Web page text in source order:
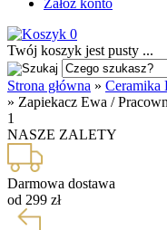
Załóż konto
0
Twój koszyk jest pusty ...
Strona główna » Ceramika
» Zapiekacz Ewa /
1
NASZE ZALETY
Darmowa dostawa
od 299 zł